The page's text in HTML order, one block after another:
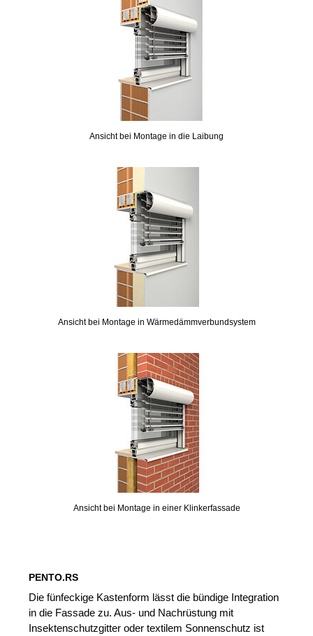
Ansicht bei Montage in die Laibung
Ansicht bei Montage in Wärmedämmverbundsystem
Ansicht bei Montage in einer Klinkerfassade
PENTO.RS
Die fünfeckige Kastenform lässt die bündige Integration
in die Fassade zu. Aus- und Nachrüstung mit
Insektenschutzgitter oder textilem Sonnenschutz ist